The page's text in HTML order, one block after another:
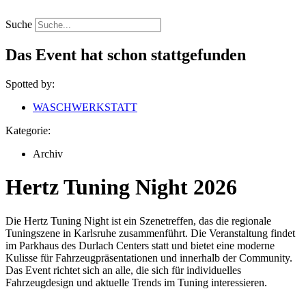
Inhalt
springen
Suche
Das Event hat schon stattgefunden
Spotted by:
WASCHWERKSTATT
Kategorie:
Archiv
Hertz Tuning Night 2026
Die Hertz Tuning Night ist ein Szenetreffen, das die regionale
Tuningszene in Karlsruhe zusammenführt. Die Veranstaltung findet
im Parkhaus des Durlach Centers statt und bietet eine moderne
Kulisse für Fahrzeugpräsentationen und innerhalb der Community.
Das Event richtet sich an alle, die sich für individuelles
Fahrzeugdesign und aktuelle Trends im Tuning interessieren.